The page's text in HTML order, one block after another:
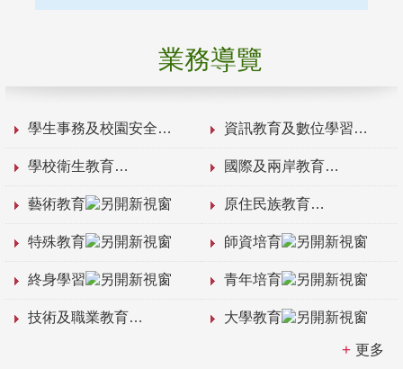
業務導覽
學生事務及校園安全 資訊教育及數位學習
學校衛生教育 國際及兩岸教育
藝術教育 原住民族教育
特殊教育 師資培育
終身學習 青年培育
技術及職業教育 大學教育
更多